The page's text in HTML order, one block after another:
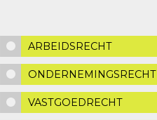
ARBEIDSRECHT
ONDERNEMINGSRECHT
VASTGOEDRECHT